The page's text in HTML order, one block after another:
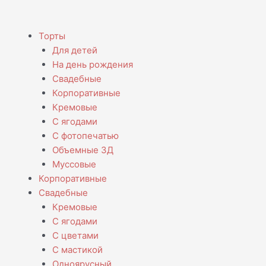
Торты
Для детей
На день рождения
Свадебные
Корпоративные
Кремовые
С ягодами
С фотопечатью
Объемные 3Д
Муссовые
Корпоративные
Свадебные
Кремовые
С ягодами
С цветами
С мастикой
Menu